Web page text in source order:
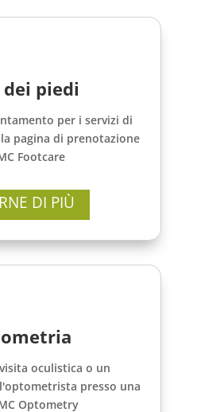
dei piedi
per i servizi di
pagina di prenotazione
Footcare.
DI PIÙ
oculistica o un
presso una
Optometry.